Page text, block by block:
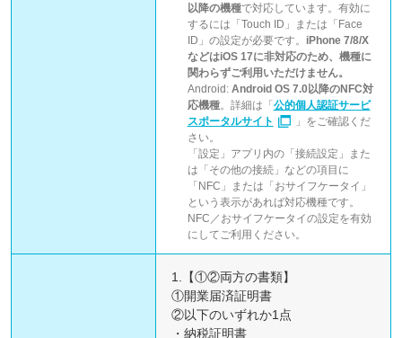
以降の機種で対応しています。有効に
するには「Touch ID」または「Face
ID」の設定が必要です。
iPhone 7/8/X
などはiOS 17に非対応のため、機種に
関わらずご利用いただけません。
Android: Android OS 7.0以降のNFC対
応機種。詳細は「公的個人認証サービ
スポータルサイト
」をご確認くだ
さい。
「設定」アプリ内の「接続設定」また
は「その他の接続」などの項目に
「NFC」または「おサイフケータイ」
という表示があれば対応機種です。
NFC／おサイフケータイの設定を有効
にしてご利用ください。
1.【①②両方の書類】
①開業届済証明書
②以下のいずれか1点
・納税証明書